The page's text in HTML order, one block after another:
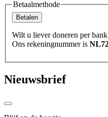
Betaalmethode
Betalen
Wilt u liever doneren per
Ons rekeningnummer is
Nieuwsbrief